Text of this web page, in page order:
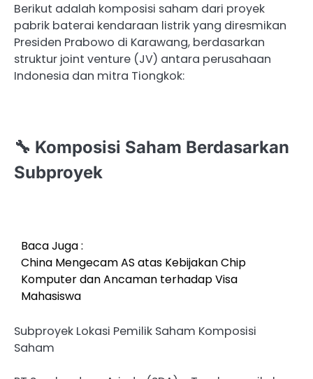
Berikut adalah komposisi saham dari proyek
pabrik baterai kendaraan listrik yang diresmikan
Presiden Prabowo di Karawang, berdasarkan
struktur joint venture (JV) antara perusahaan
Indonesia dan mitra Tiongkok:
🔧 Komposisi Saham Berdasarkan
Subproyek
Baca Juga :
China Mengecam AS atas Kebijakan Chip
Komputer dan Ancaman terhadap Visa
Mahasiswa
Subproyek Lokasi Pemilik Saham Komposisi
Saham